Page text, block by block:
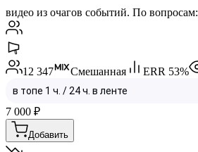
видео из очагов событий. По вопросам:
12 347 Смешанная ERR 53%
7 000 ₽
Добавить